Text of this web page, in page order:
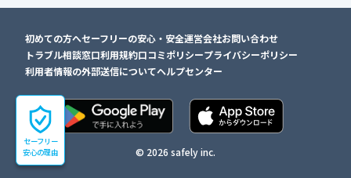
セーフリー
安心の理由
初めての方へセーフリーの安心・安全運営会社お問い合わせ
トラブル相談窓口利用規約口コミポリシープライバシーポリシー
利用者情報の外部送信についてヘルプセンター
© 2026 safely inc.